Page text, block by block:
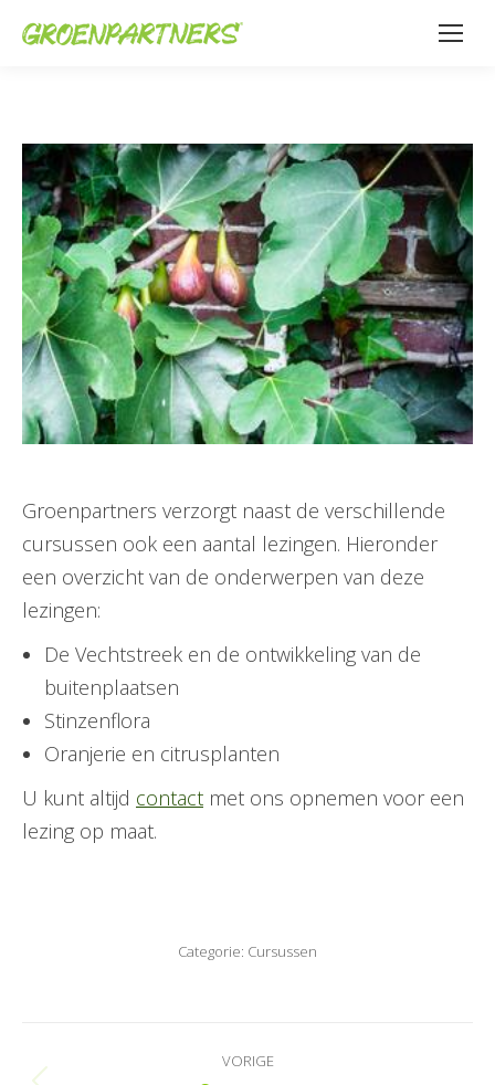
Groenpartners verzorgt naast de verschillende
cursussen ook een aantal lezingen. Hieronder
een overzicht van de onderwerpen van deze
lezingen:
De Vechtstreek en de ontwikkeling van de
buitenplaatsen
Stinzenflora
Oranjerie en citrusplanten
U kunt altijd contact met ons opnemen voor een
lezing op maat.
Categorie: Cursussen
VORIGE